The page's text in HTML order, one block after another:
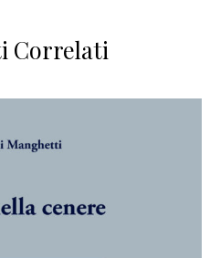
Correlati